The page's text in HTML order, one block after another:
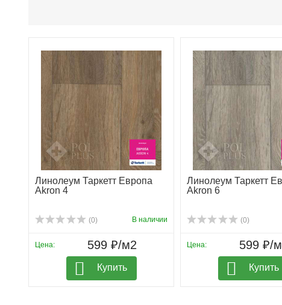
Линолеум Таркетт Европа
Akron 4
(0) В наличии
Цена: 599 ₽/м2
Купить
Линолеум Таркетт
Akron 6
(0)
Цена: 599 ₽/
Купить